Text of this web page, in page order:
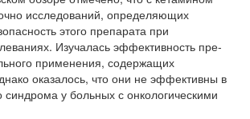
исследований, определяющих
этого препарата при
Изучалась эффективность пре­
применения, содержащих
оказалось, что они не эффективны в
синдрома у боль­ных с онкологическими